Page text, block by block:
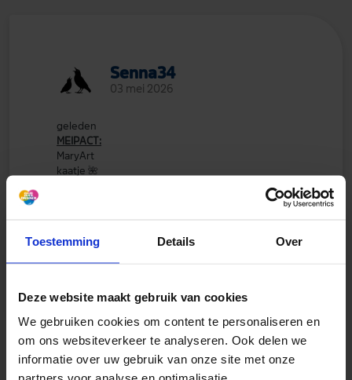
Toestemming Details Over
Deze website maakt gebruik van cookies
We gebruiken cookies om content te personaliseren en
om ons websiteverkeer te analyseren. Ook delen we
informatie over uw gebruik van onze site met onze
Senna34
03 mei 2026
geleden
MEIPACT:
MaryArt
kaatje 🌺
Musashi
Rosee